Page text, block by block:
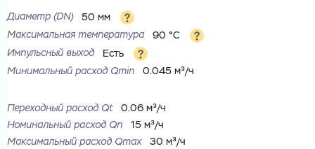
Диаметр (DN)
50 мм
Максимальная температура
90 °С
Импульсный выход
Есть
Минимальный расход Qmin
0.045 м³/ч
Переходный расход Qt
0.06 м³/ч
Номинальный расход Qn
15 м³/ч
Максимальный расход Qmax
30 м³/ч